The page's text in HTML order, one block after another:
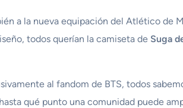
a la nueva equipación del Atlético de
todos querían la camiseta de Suga
al fandom de BTS, todos
qué punto una comunidad puede